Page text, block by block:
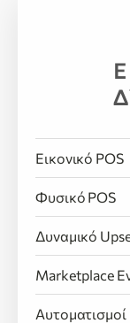
Εικονικό POS
Φυσικό POS
Δυναμικό
Marketplace